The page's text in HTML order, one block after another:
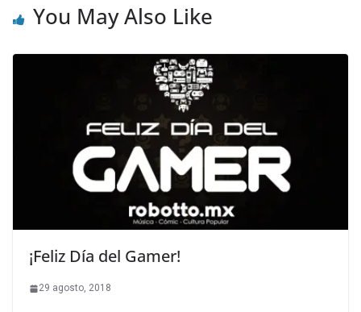
You May Also Like
¡Feliz Día del Gamer!
29 agosto, 2018